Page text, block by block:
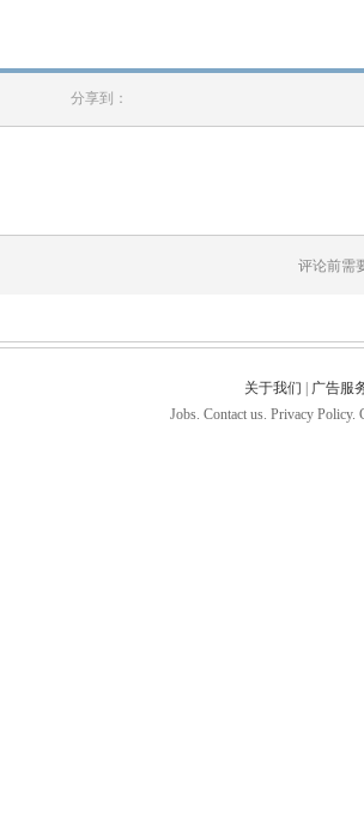
分享到：
评论前需
关于我们
广告服
Jobs. Contact us. Privacy